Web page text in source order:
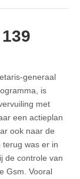
generaal
is
met
een actieplan
ook naar de
terug was er in
de controle van
Gsm. Vooral